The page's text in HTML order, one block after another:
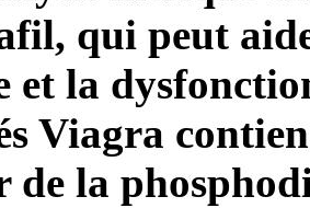
qui peut
et la
Viagra
la